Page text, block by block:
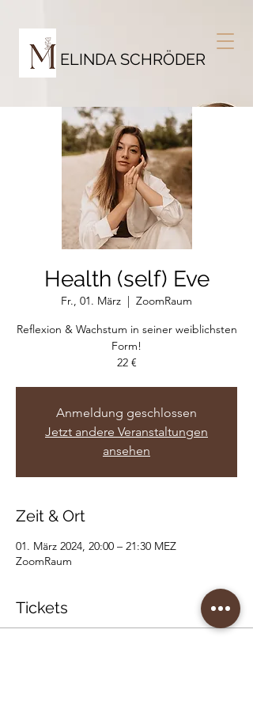
ELINDA SCHRÖDER
Health (self) Eve
Fr., 01. März
  |
ZoomRaum
Reflexion & Wachstum in seiner weiblichsten
Form!
22 €
Anmeldung geschlossen
Jetzt andere Veranstaltungen
ansehen
Zeit & Ort
01. März 2024, 20:00 – 21:30 MEZ
ZoomRaum
Tickets